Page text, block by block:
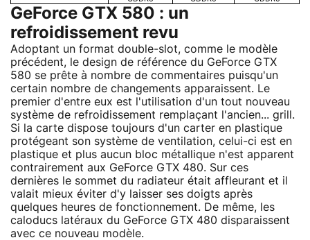
GeForce GTX 580 : un
refroidissement revu
Adoptant un format double-slot, comme le modèle
précédent, le design de référence du GeForce GTX
580 se prête à nombre de commentaires puisqu'un
certain nombre de changements apparaissent. Le
premier d'entre eux est l'utilisation d'un tout nouveau
système de refroidissement remplaçant l'ancien... grill.
Si la carte dispose toujours d'un carter en plastique
protégeant son système de ventilation, celui-ci est en
plastique et plus aucun bloc métallique n'est apparent
contrairement aux GeForce GTX 480. Sur ces
dernières le sommet du radiateur était affleurant et il
valait mieux éviter d'y laisser ses doigts après
quelques heures de fonctionnement. De même, les
caloducs latéraux du GeForce GTX 480 disparaissent
avec ce nouveau modèle.